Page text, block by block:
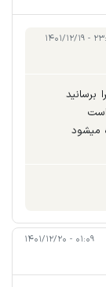
۱۲/۱۹
برسانید
میشود
۰۱:۰۹ - ۱۴۰۱/۱۲/۲۰